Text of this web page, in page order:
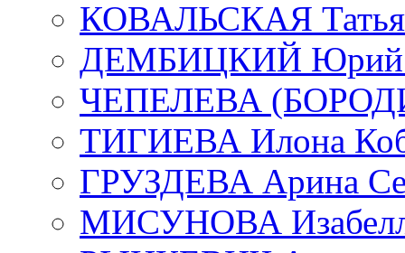
КОВАЛЬСКАЯ
ДЕМБИЦКИЙ Юрий
ЧЕПЕЛЕВА
ТИГИЕВА Илона
ГРУЗДЕВА Арина
МИСУНОВА